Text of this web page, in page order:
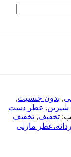
, بدون جنسیت,
شیرین, عطر دست
تخفیف, تخفیف
مارلی